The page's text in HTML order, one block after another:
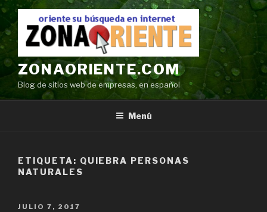
Ir
contenido
ZONAORIENTE.COM
Blog de sitios web de empresas, en español
Menú
ETIQUETA: QUIEBRA PERSONAS
NATURALES
POSTED
JULIO 7, 2017